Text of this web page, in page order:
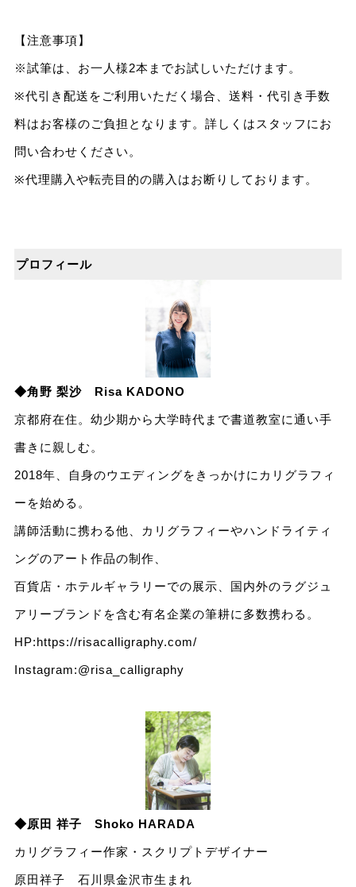
【注意事項】
※試筆は、お一人様2本までお試しいただけます。
※代引き配送をご利用いただく場合、送料・代引き手数
料はお客様のご負担となります。詳しくはスタッフにお
問い合わせください。
※代理購入や転売目的の購入はお断りしております。
プロフィール
◆角野 梨沙 Risa KADONO
京都府在住。幼少期から大学時代まで書道教室に通い手
書きに親しむ。
2018年、自身のウエディングをきっかけにカリグラフィ
ーを始める。
講師活動に携わる他、カリグラフィーやハンドライティ
ングのアート作品の制作、
百貨店・ホテルギャラリーでの展示、国内外のラグジュ
アリーブランドを含む有名企業の筆耕に多数携わる。
HP:https://risacalligraphy.com/
Instagram:@risa_calligraphy
◆原田 祥子 Shoko HARADA
カリグラフィー作家・スクリプトデザイナー
原田祥子 石川県金沢市生まれ